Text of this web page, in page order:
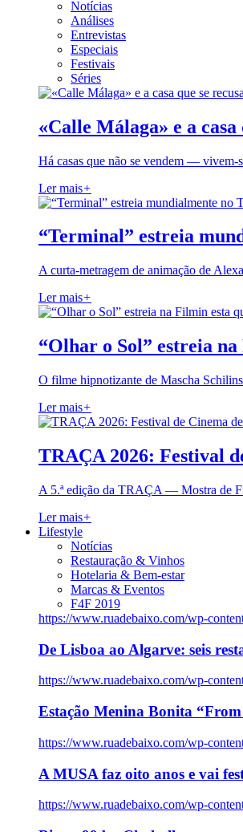
Notícias
Análises
Entrevistas
Especiais
Festivais
Séries
«Calle Málaga» e a casa
Há casas que não se vendem — vivem-
Ler mais+
“Terminal” estreia
A curta-metragem de animação de
Ler mais+
“Olhar o Sol” estreia
O filme hipnotizante de Mascha
Ler mais+
TRAÇA 2026: Festival
A 5.ª edição da TRAÇA — Mostra de
Ler mais+
Lifestyle
Notícias
Restauração & Vinhos
Hotelaria & Bem-estar
Marcas & Eventos
F4F 2019
https://www.ruadebaixo.com/wp-
De Lisboa ao Algarve: seis
https://www.ruadebaixo.com/wp-
Estação Menina Bonita
https://www.ruadebaixo.com/wp-
A MUSA faz oito anos e vai
https://www.ruadebaixo.com/wp-